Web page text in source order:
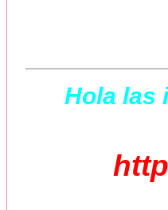
Hola las